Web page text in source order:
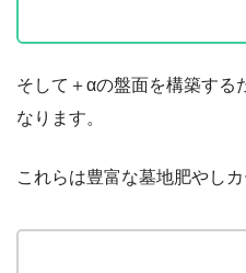
そして＋αの盤面を構築する
なります。
これらは豊富な墓地肥やし